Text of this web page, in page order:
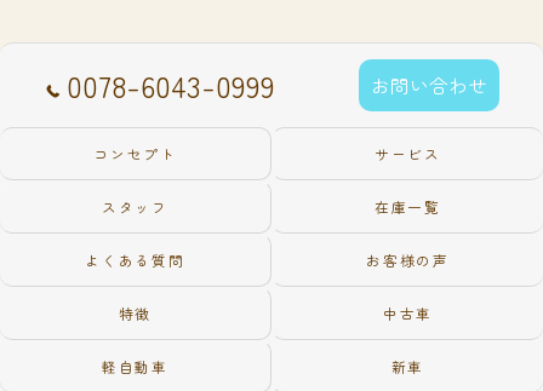
0078-6043-0999 お問い合わせ
コンセプト サービス
スタッフ 在庫一覧
よくある質問 お客様の声
特徴 中古車
軽自動車 新車